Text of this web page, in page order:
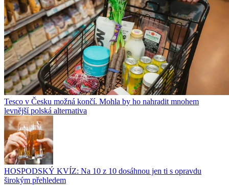
Tesco v Česku možná končí. Mohla by ho nahradit mnohem
levnější polská alternativa
HOSPODSKÝ KVÍZ: Na 10 z 10 dosáhnou jen ti s opravdu
širokým přehledem